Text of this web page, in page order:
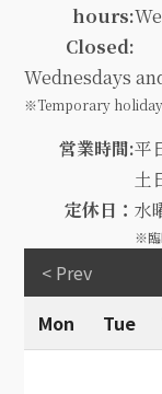
hours:
Closed:
Wednesdays
※Temporary
営業時間:平
土
定休日：水
※臨
< Prev
Mon
Tue